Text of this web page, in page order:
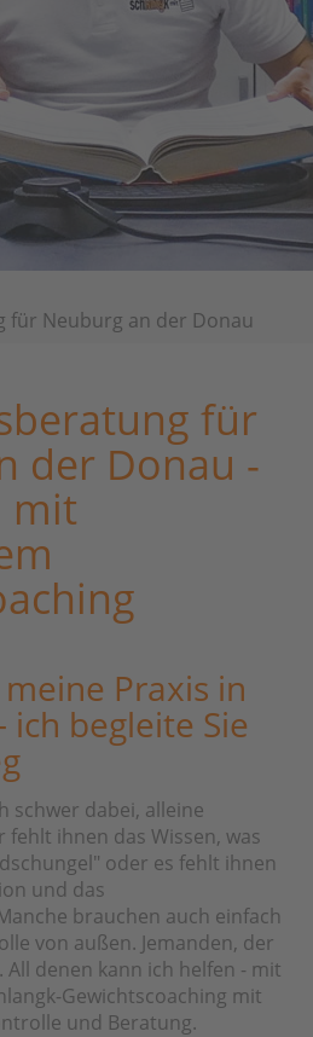
für Neuburg an der Donau
für
der Donau -
mit
Praxis in
begleite Sie
schwer dabei, alleine
fehlt ihnen das Wissen, was
oder es fehlt ihnen
und das
brauchen auch einfach
von außen. Jemanden, der
denen kann ich helfen - mit
Gewichtscoaching mit
und Beratung.